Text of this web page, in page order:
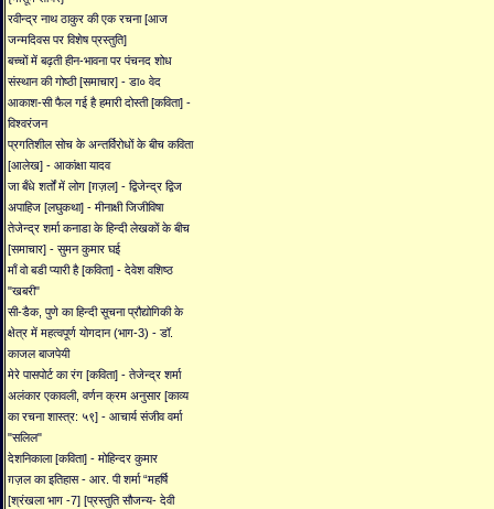
रवीन्द्र नाथ ठाकुर की एक रचना [आज
जन्मदिवस पर विशेष प्रस्तुति]
बच्चों में बढ़ती हीन-भावना पर पंचनद शोध
संस्थान की गोष्ठी [समाचार] - डा० वेद
आकाश-सी फैल गई है हमारी दोस्ती [कविता] -
विश्वरंजन
प्रगतिशील सोच के अन्तर्विरोधों के बीच कविता
[आलेख] - आकांक्षा यादव
जा बँधे शर्तों में लोग [ग़ज़ल] - द्विजेन्द्र द्विज
अपाहिज [लघुकथा] - मीनाक्षी जिजीविषा
तेजेन्द्र शर्मा कनाडा के हिन्दी लेखकों के बीच
[समाचार] - सुमन कुमार घई
माँ वो बडी प्यारी है [कविता] - देवेश वशिष्ठ
"खबरी"
सी-डैक, पुणे का हिन्दी सूचना प्रौद्योगिकी के
क्षेत्र में महत्वपूर्ण योगदान (भाग-3) - डॉ.
काजल बाजपेयी
मेरे पासपोर्ट का रंग [कविता] - तेजेन्द्र शर्मा
अलंकार एकावली, वर्णन क्रम अनुसार [काव्य
का रचना शास्त्र: ५९] - आचार्य संजीव वर्मा
"सलिल"
देशनिकाला [कविता] - मोहिन्दर कुमार
ग़ज़ल का इतिहास - आर. पी शर्मा “महर्षि
[श्रंखला भाग -7] [प्रस्तुति सौजन्य- देवी